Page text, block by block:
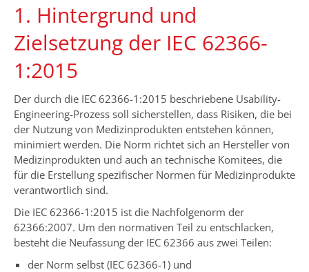
1. Hintergrund und
Zielsetzung der IEC 62366-
1:2015
Der durch die IEC 62366-1:2015 beschriebene Usability-
Engineering-Prozess soll sicherstellen, dass Risiken, die bei
der Nutzung von Medizinprodukten entstehen können,
minimiert werden. Die Norm richtet sich an Hersteller von
Medizinprodukten und auch an technische Komitees, die
für die Erstellung spezifischer Normen für Medizinprodukte
verantwortlich sind.
Die IEC 62366-1:2015 ist die Nachfolgenorm der
62366:2007. Um den normativen Teil zu entschlacken,
besteht die Neufassung der IEC 62366 aus zwei Teilen:
der Norm selbst (IEC 62366-1) und